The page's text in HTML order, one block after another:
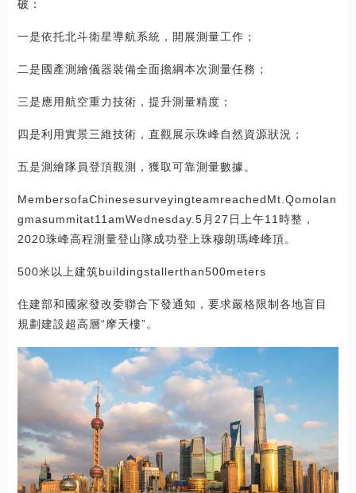
破：
一是依托北斗衛星導航系統，開展測量工作；
二是國產測繪儀器裝備全面擔綱本次測量任務；
三是應用航空重力技術，提升測量精度；
四是利用實景三維技術，直觀展示珠峰自然資源狀況；
五是測繪隊員登頂觀測，獲取可靠測量數據。
MembersofaChinesesurveyingteamreachedMt.Qomolan
gmasummitat11amWednesday.5月27日上午11時整，
2020珠峰高程測量登山隊成功登上珠穆朗瑪峰峰頂。
500米以上建筑buildingstallerthan500meters
住建部和國家發改委聯合下發通知，要求嚴格限制各地盲目
規劃建設超高層“摩天樓”。